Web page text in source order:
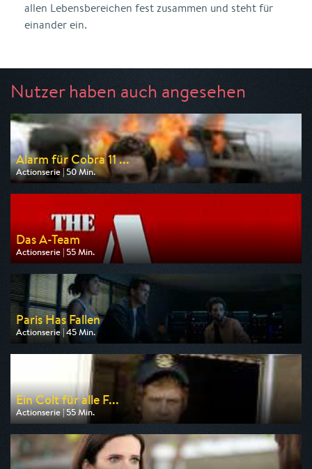
allen Lebensbereichen fest zusammen und steht für
einander ein.
Nutzer haben auch angesehen
Alarm für Cobra 11 ...
Actionserie | 50 Min.
Ausgestrahlt von RTLup
am 09.08.2026, 20:15
Das A-Team
Actionserie | 55 Min.
Ausgestrahlt von Pro 7 Maxx
am 10.08.2026, 20:15
Paris Has Fallen
Actionserie | 45 Min.
Ausgestrahlt von ZDF
am 12.08.2026, 02:45
Ein Colt für alle F...
Actionserie | 55 Min.
Ausgestrahlt von Nitro
am 09.08.2026, 10:15